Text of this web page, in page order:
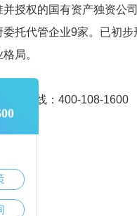
并授权的国有资产独资公
委托代管企业9家。已初
局。
招商热线：400-108-1600